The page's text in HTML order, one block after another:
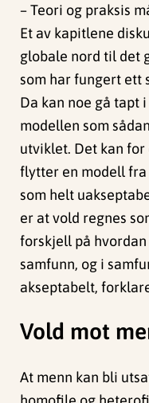
– Teori og praksis
Et av kapitlene
globale nord til det
som har fungert ett
Da kan noe gå tapt
modellen som
utviklet. Det kan for
flytter en modell fra
som helt
er at vold regnes
forskjell på
samfunn, og i
akseptabelt,
Vold mot
At menn kan bli